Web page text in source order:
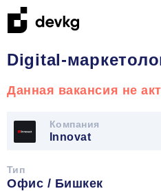
Digital-
Данная вакансия не
Компания
Innovat
Тип
Офис / Бишкек